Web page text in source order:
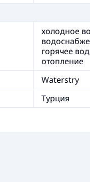
холодное
горячее
отопление
Waterstry
Турция